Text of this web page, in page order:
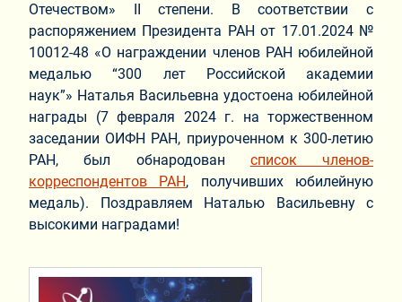
Отечеством» II степени. В соответствии с
распоряжением Президента РАН от 17.01.2024 №
10012-48 «О награждении членов РАН юбилейной
медалью “300 лет Российской академии
наук”» Наталья Васильевна удостоена юбилейной
награды (7 февраля 2024 г. на торжественном
заседании ОИФН РАН, приуроченном к 300-летию
РАН, был обнародован список членов-
корреспондентов РАН, получивших юбилейную
медаль). Поздравляем Наталью Васильевну с
высокими наградами!